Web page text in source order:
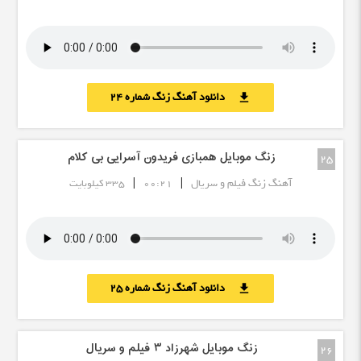
download دانلود آهنگ زنگ شماره 24
25 زنگ موبایل همبازی فریدون آسرایی بی کلام
آهنگ زنگ فیلم و سریال |
00:21
| 335 کیلوبایت
download دانلود آهنگ زنگ شماره 25
26 زنگ موبایل شهرزاد ٣ فیلم و سریال